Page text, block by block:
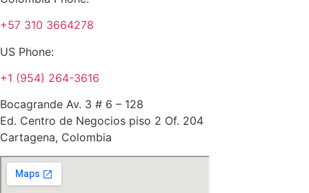
+57 310 3664278
US Phone:
+1 (954) 264-3616
Bocagrande Av. 3 # 6 – 128
Ed. Centro de Negocios piso 2 Of. 204
Cartagena, Colombia